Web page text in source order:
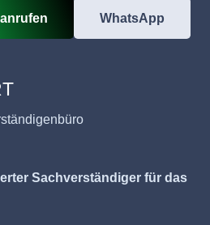
WhatsApp
Sachverständiger für das